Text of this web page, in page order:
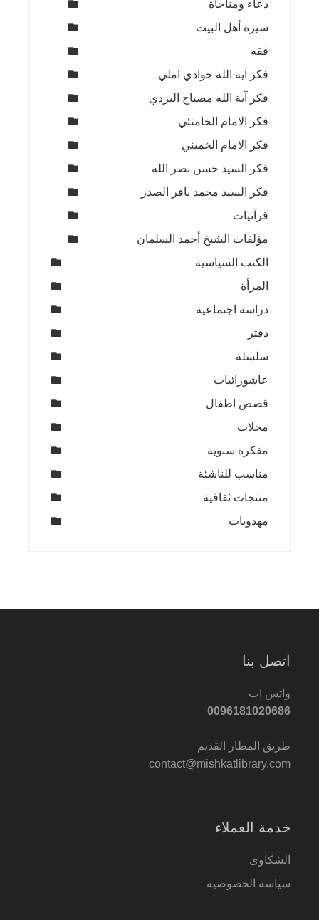
دعاء ومناجاة
سيرة أهل البيت
فقه
فكر آية الله جوادي آملي
فكر آية الله مصباح اليزدي
فكر الامام الخامنئي
فكر الامام الخميني
فكر السيد حسن نصر الله
فكر السيد محمد باقر الصدر
قرآنيات
مؤلفات الشيخ أحمد السلمان
الكتب السياسية
المرأة
دراسة اجتماعية
دفتر
سلسلة
عاشورائيات
قصص اطفال
مجلات
مفكرة سنوية
مناسب للناشئة
منتجات ثقافية
مهدويات
اتصل بنا
واتس اب
0096181020686
طريق المطار القديم
contact@mishkatlibrary.com
خدمة العملاء
الشكاوى
سياسة الخصوصية